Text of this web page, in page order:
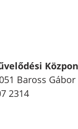
Baross Gábor
2314